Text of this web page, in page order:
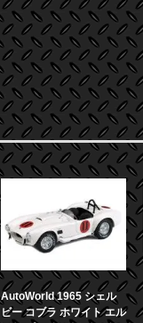
AutoWorld 1965 シェル
ビー コブラ ホワイト エル